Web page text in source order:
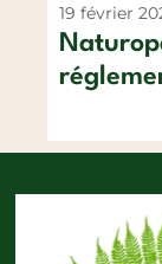
19 février